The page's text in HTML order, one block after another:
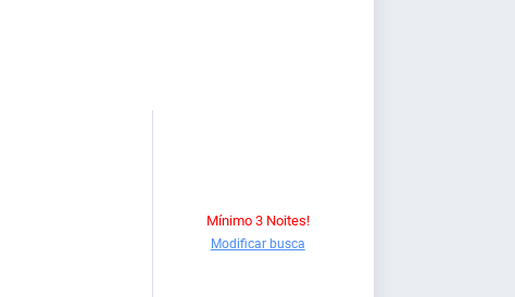
Mínimo 3 Noites!
Modificar busca